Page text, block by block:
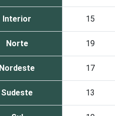
Interior 15
Norte 19
Nordeste 17
Sudeste 13